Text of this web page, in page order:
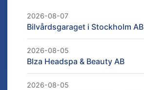
2026-08-07
Bilvårdsgaraget i Stockholm AB
2026-08-05
Blza Headspa & Beauty AB
2026-08-05